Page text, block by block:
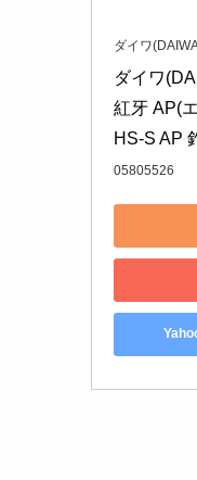
れらは、長時間の
疲れにくく、快適
大きなメリットで
や自分の釣りスタ
し、最適なモデル